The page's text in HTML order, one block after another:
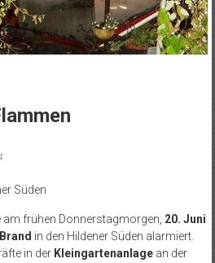
Süden
am frühen Donnerstagmorgen, 20. Juni
Brand in den Hildener Süden alarmiert.
in der Kleingartenanlagean der